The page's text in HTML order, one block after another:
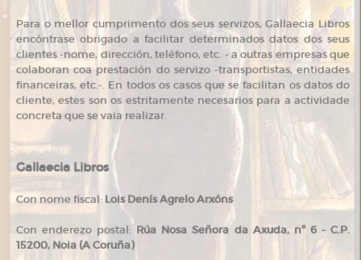
Para o mellor cumprimento dos seus servizos, Gallaecia Libros
encóntrase obrigado a facilitar determinados datos dos seus
clientes -nome, dirección, teléfono, etc. - a outras empresas que
colaboran coa prestación do servizo -transportistas, entidades
financeiras, etc.-. En todos os casos que se facilitan os datos do
cliente, estes son os estritamente necesarios para a actividade
concreta que se vaia realizar.
Gallaecia Libros
Con nome fiscal: Lois Denís Agrelo Arxóns
Con enderezo postal:Rúa Nosa Señora da Axuda, nº 6 - C.P.
15200, Noia (A Coruña)